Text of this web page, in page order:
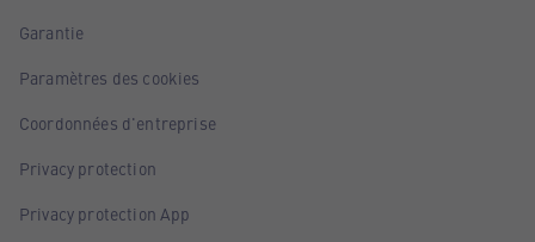
Garantie
Paramètres des cookies
Coordonnées d'entreprise
Privacy protection
Privacy protection App